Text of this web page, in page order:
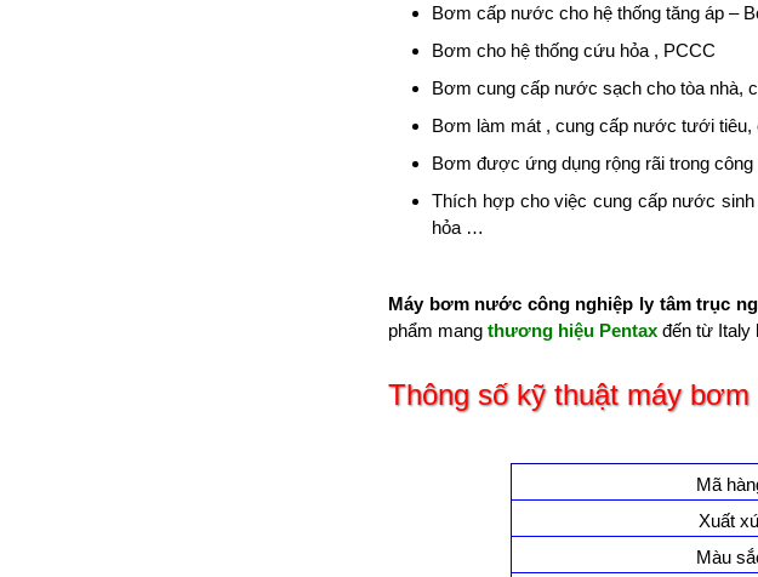
Bơm cấp nước cho hệ thống tăng áp –
Bơm cho hệ thống cứu hỏa , PCCC
Bơm cung cấp nước sạch cho tòa nhà,
Bơm làm mát , cung cấp nước tưới tiêu,
Bơm được ứng dụng rộng rãi trong công
Thích hợp cho việc cung cấp nước
hỏa …
Máy bơm nước công nghiệp ly tâm trục
phẩm mangthương hiệu Pentax đến từ Italy
Thông số kỹ thuật máy
Mã
Xuất
Màu